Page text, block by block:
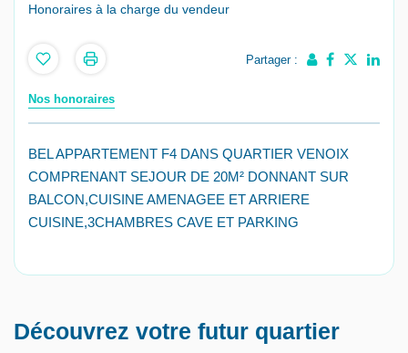
Honoraires à la charge du vendeur
Partager :
Nos honoraires
BEL APPARTEMENT F4 DANS QUARTIER VENOIX
COMPRENANT SEJOUR DE 20M² DONNANT SUR
BALCON,CUISINE AMENAGEE ET ARRIERE
CUISINE,3CHAMBRES CAVE ET PARKING
Découvrez votre futur quartier